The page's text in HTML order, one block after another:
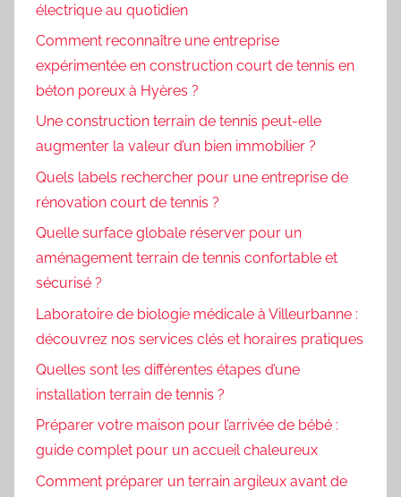
électrique au quotidien
Comment reconnaître une entreprise
expérimentée en construction court de tennis en
béton poreux à Hyères ?
Une construction terrain de tennis peut-elle
augmenter la valeur d’un bien immobilier ?
Quels labels rechercher pour une entreprise de
rénovation court de tennis ?
Quelle surface globale réserver pour un
aménagement terrain de tennis confortable et
sécurisé ?
Laboratoire de biologie médicale à Villeurbanne :
découvrez nos services clés et horaires pratiques
Quelles sont les différentes étapes d’une
installation terrain de tennis ?
Préparer votre maison pour l’arrivée de bébé :
guide complet pour un accueil chaleureux
Comment préparer un terrain argileux avant de